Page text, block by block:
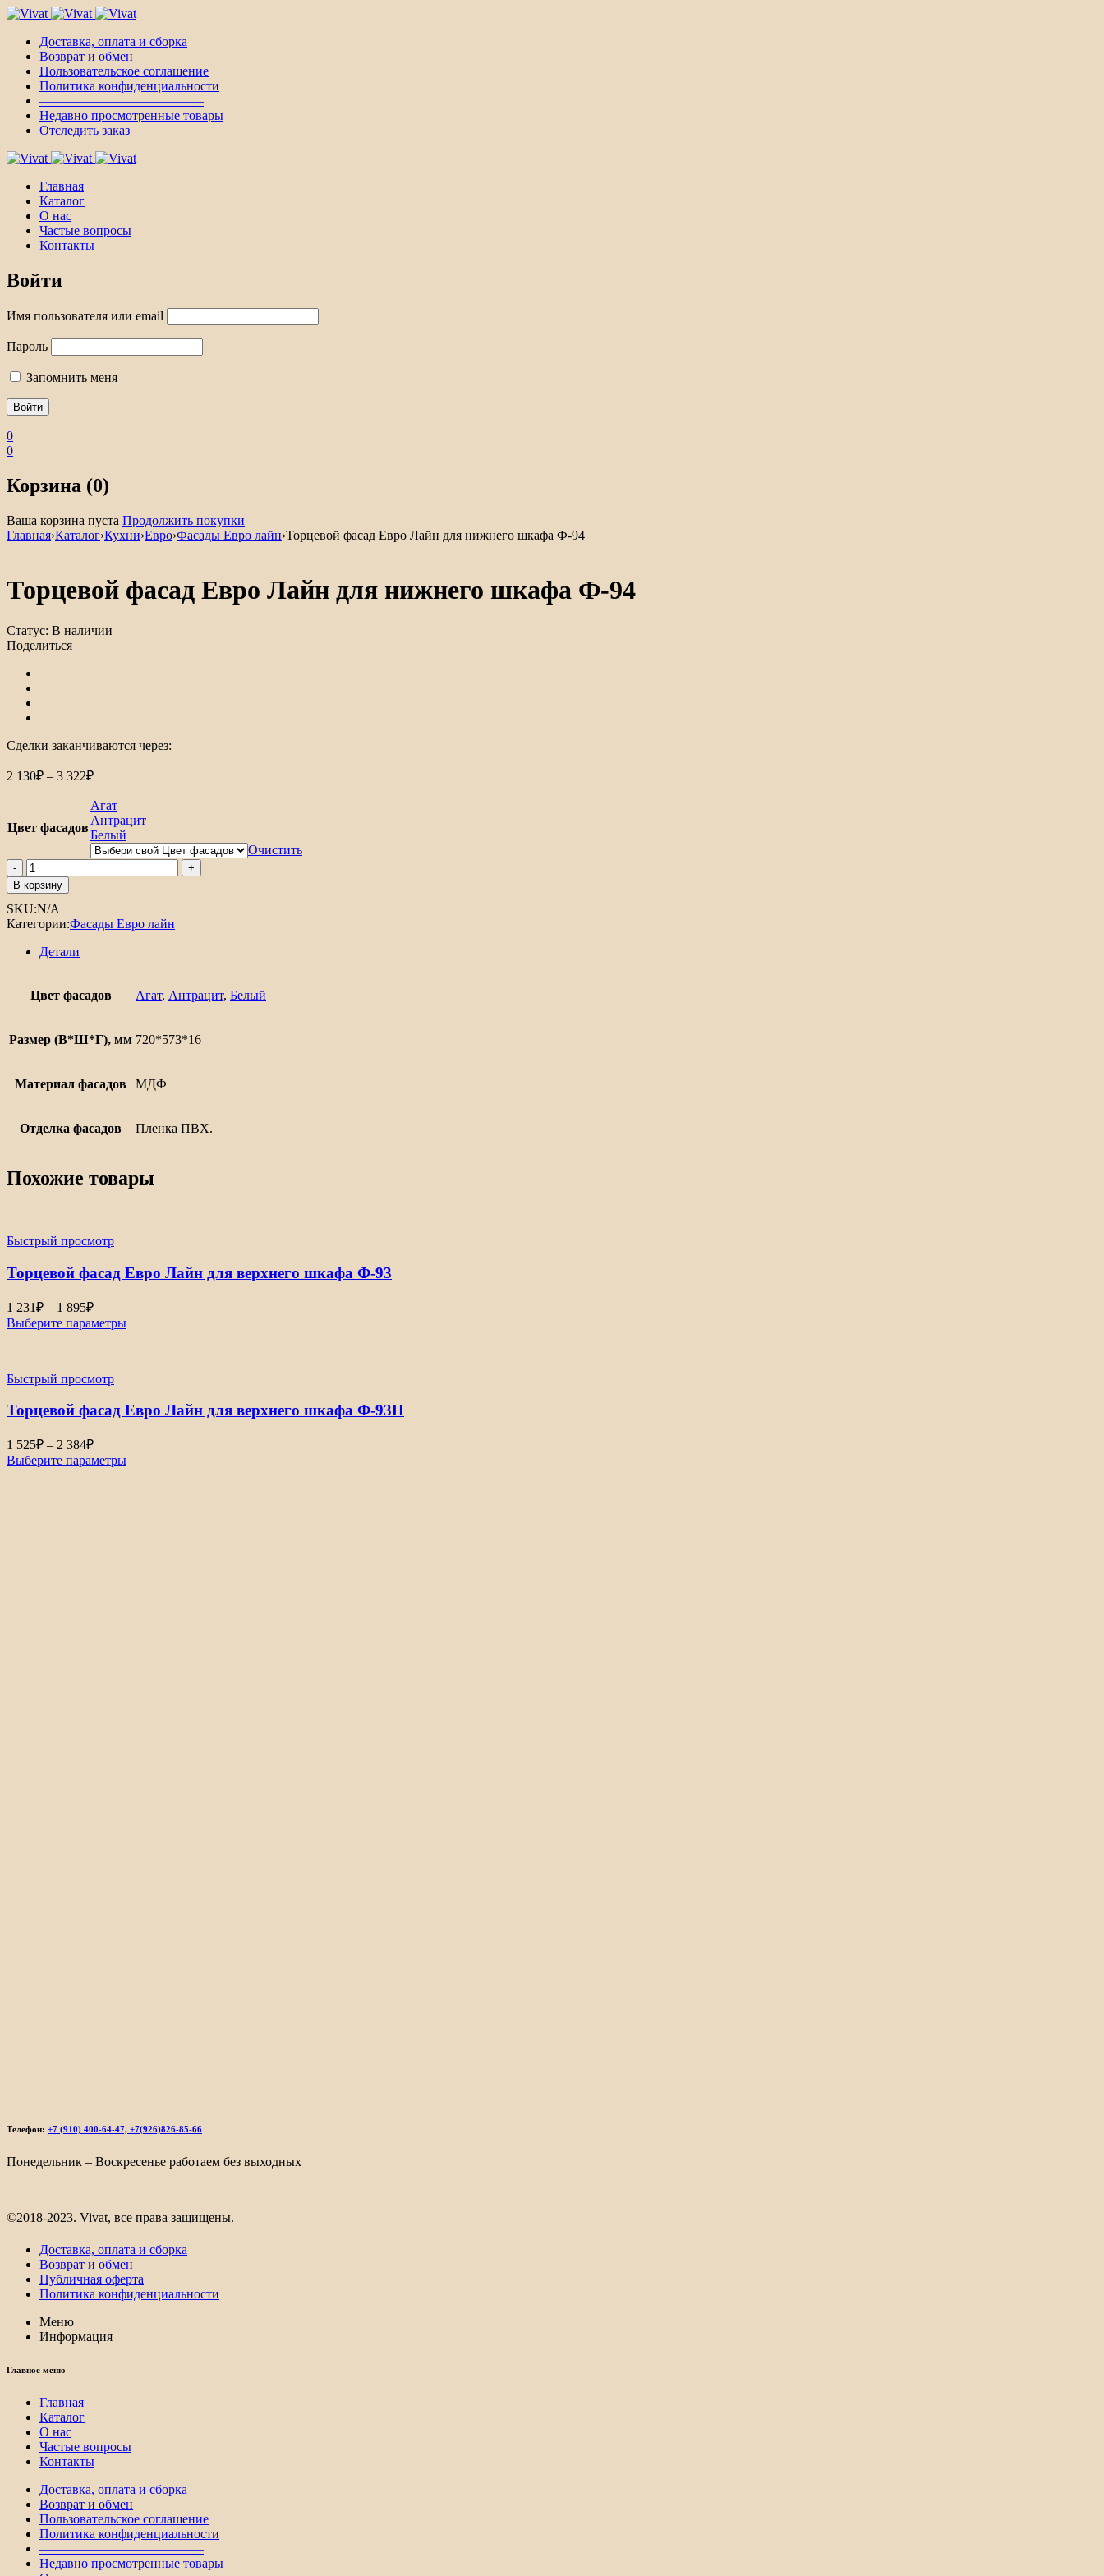
Доставка, оплата и сборка
Возврат и обмен
Пользовательское соглашение
Политика конфиденциальности
————————————–
Недавно просмотренные товары
Отследить заказ
Главная
Каталог
О нас
Частые вопросы
Контакты
Войти
Имя пользователя или email
Пароль
Запомнить меня
0
0
Корзина (0)
Ваша корзина пуста Продолжить покупки
Главная›Каталог›Кухни›Евро›Фасады Евро лайн›Торцевой фасад Евро Лайн для нижнего шкафа Ф-94
Торцевой фасад Евро Лайн для нижнего шкафа Ф-94
Статус: В наличии
Поделиться
Сделки заканчиваются через:
2 130₽ – 3 322₽Диапазон
2
130₽
–
3
Цвет фасадов
Агат
Антрацит
Белый
Очистить
Количество
товара
Торцевой
фасад
Евро
для
Ф-94
В корзину
SKU:N/A
Категории:Фасады Евро лайн
Детали
Цвет фасадов Агат, Антрацит, Белый
Размер (В*Ш*Г), мм 720*573*16
Материал фасадов МДФ
Отделка фасадов Пленка ПВХ.
Похожие товары
Быстрый просмотр
Торцевой фасад Евро Лайн для верхнего шкафа Ф-93
1 231₽ – 1 895₽Диапазон
цен:
1
1
Выберите параметры
Быстрый просмотр
Торцевой фасад Евро Лайн для верхнего шкафа Ф-93Н
1 525₽ – 2 384₽Диапазон
цен:
1
Выберите параметры
Телефон: +7 (910) 400-64-47, +7(926)826-85-66
Понедельник – Воскресенье работаем без выходных
©2018-2023. Vivat, все права защищены.
Доставка, оплата и сборка
Возврат и обмен
Публичная оферта
Политика конфиденциальности
Меню
Информация
Главное меню
Главная
Каталог
О нас
Частые вопросы
Контакты
Доставка, оплата и сборка
Возврат и обмен
Пользовательское соглашение
Политика конфиденциальности
————————————–
Недавно просмотренные товары